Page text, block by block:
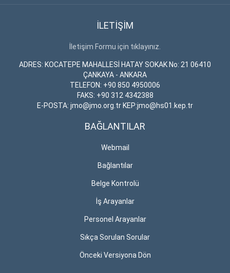
İLETİŞİM
İletişim Formu için tıklayınız.
ADRES: KOCATEPE MAHALLESİ HATAY SOKAK No: 21 06410
ÇANKAYA - ANKARA
TELEFON: +90 850 4950006
FAKS: +90 312 4342388
E-POSTA: jmo@jmo.org.tr KEP:jmo@hs01.kep.tr
BAĞLANTILAR
Webmail
Bağlantılar
Belge Kontrolü
İş Arayanlar
Personel Arayanlar
Sıkça Sorulan Sorular
Önceki Versiyona Dön